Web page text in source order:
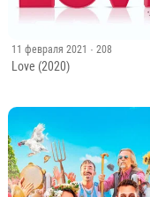
11 февраля 2021 · 208
Love (2020)